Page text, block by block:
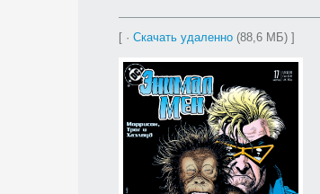
[ · Скачать удаленно (88,6 МБ) ]